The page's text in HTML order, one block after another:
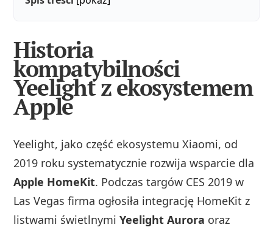
Historia
kompatybilności
Yeelight z ekosystemem
Apple
Yeelight, jako część ekosystemu Xiaomi, od
2019 roku systematycznie rozwija wsparcie dla
Apple HomeKit. Podczas targów CES 2019 w
Las Vegas firma ogłosiła integrację HomeKit z
listwami świetlnymiYeelight Aurora oraz